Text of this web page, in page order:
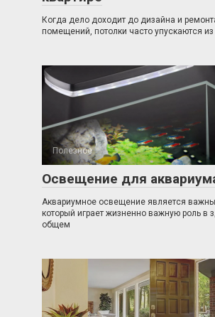
Когда дело доходит до дизайна и
помещений, потолки часто упускаются из
Полезное
Освещение для
Аквариумное освещение является
который играет жизненно важную роль в
общем